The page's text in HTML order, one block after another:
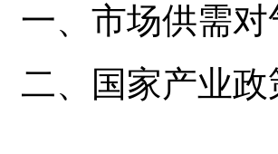
场供需对气
家产业政策